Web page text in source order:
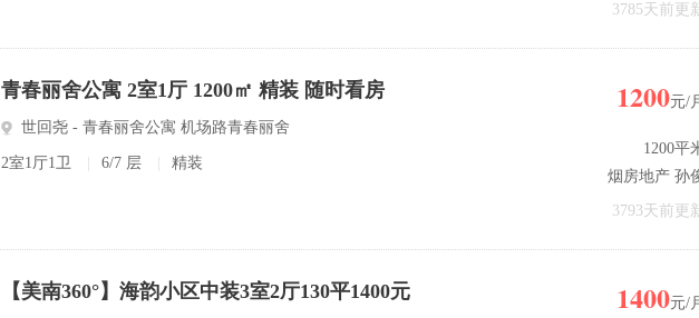
3785天前更
青春丽舍公寓 2室1厅 1200㎡ 精装 随时看房
世回尧 - 青春丽舍公寓 机场路青春丽舍
2室1厅1卫 6/7 层 精装
1200元/
1200平
烟房地产 孙
3793天前更
【美南360°】海韵小区中装3室2厅130平1400元 1400元/